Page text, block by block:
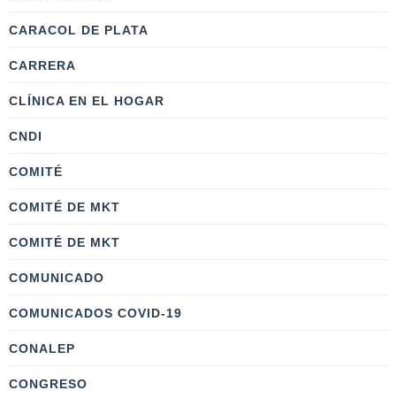
CARACOL DE PLATA
CARRERA
CLÍNICA EN EL HOGAR
CNDI
COMITÉ
COMITÉ DE MKT
COMITÉ DE MKT
COMUNICADO
COMUNICADOS COVID-19
CONALEP
CONGRESO